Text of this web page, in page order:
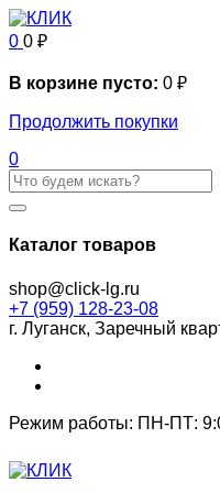
0 0 ₽
В корзине пусто: 0 ₽
Продолжить покупки
0
Каталог товаров
shop@click-lg.ru
+7 (959) 128-23-08
г. Луганск, Заречный
Режим работы: ПН-ПТ: